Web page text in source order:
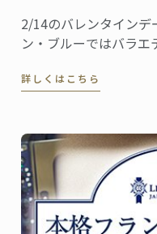
2/14のバレンタインデ
ン・ブルーではバラ
促イベントが行われ、
詳しくはこちら